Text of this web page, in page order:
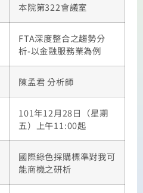
本院第322會議室
FTA深度整合之趨勢分
析-以金融服務業為例
陳孟君 分析師
101年12月28日（星期
五）上午11:00起
國際綠色採購標準對我可
能商機之研析